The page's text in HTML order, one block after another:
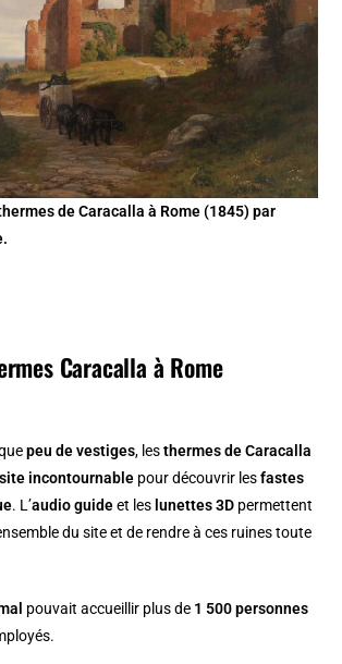
de Caracalla à Rome (1845) par
Caracalla à Rome
peu de vestiges, lesthermes de Caracalla
incontournable pour découvrir lesfastes
. L’audio guideet les lunettes 3D permettent
du site et de rendre à ces ruines toute
pouvait accueillir plus de 1 500 personnes